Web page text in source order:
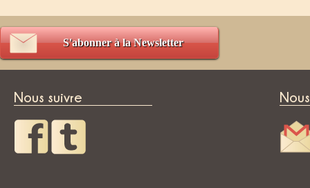
S'abonner à la Newsletter
Nous suivre